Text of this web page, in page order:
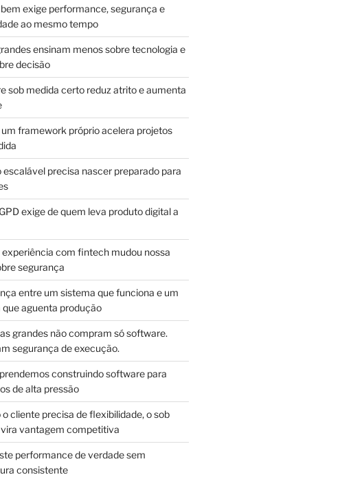
exige performance, segurança e
ao mesmo tempo
ensinam menos sobre tecnologia e
decisão
sob medida certo reduz atrito e aumenta
um framework próprio acelera projetos
escalável precisa nascer preparado para
exige de quem leva produto digital a
experiência com fintech mudou nossa
segurança
entre um sistema que funciona e um
aguenta produção
grandes não compram só software.
segurança de execução.
construindo software para
de alta pressão
o cliente precisa de flexibilidade, o sob
vantagem competitiva
performance de verdade sem
consistente